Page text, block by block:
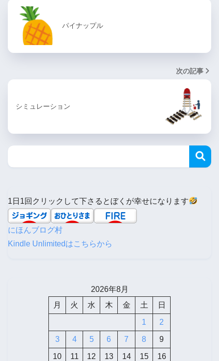
パイナップル
次の記事
シミュレーション
1日1回クリックして下さるとぼくが幸せになります
にほんブログ村
Kindle Unlimitedはこちらから
2026年8月
月
火 水 木 金 土 日
1 2
3 4 5 6 7 8 9
10 11 12 13 14 15 16